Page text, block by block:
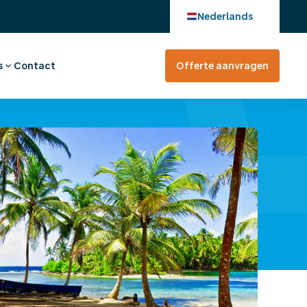
Nederlands
aanvragen
Contact Offerte aanvragen